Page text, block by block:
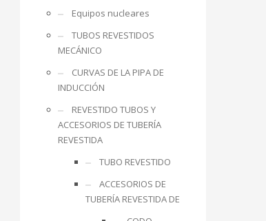
Equipos nucleares
TUBOS REVESTIDOS
MECÁNICO
CURVAS DE LA PIPA DE
INDUCCIÓN
REVESTIDO TUBOS Y
ACCESORIOS DE TUBERÍA
REVESTIDA
TUBO REVESTIDO
ACCESORIOS DE
TUBERÍA REVESTIDA DE